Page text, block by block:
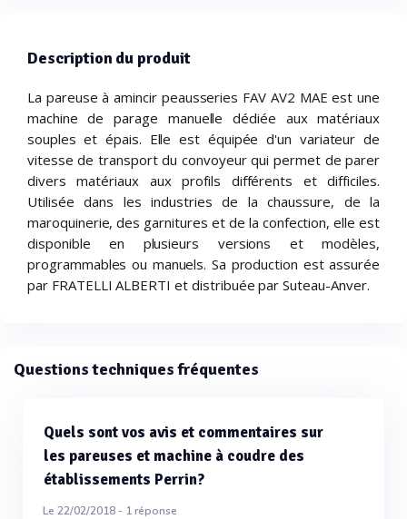
Description du produit
La pareuse à amincir peausseries FAV AV2 MAE est une
machine de parage manuelle dédiée aux matériaux
souples et épais. Elle est équipée d'un variateur de
vitesse de transport du convoyeur qui permet de parer
divers matériaux aux profils différents et difficiles.
Utilisée dans les industries de la chaussure, de la
maroquinerie, des garnitures et de la confection, elle est
disponible en plusieurs versions et modèles,
programmables ou manuels. Sa production est assurée
par FRATELLI ALBERTI et distribuée par Suteau-Anver.
Questions techniques fréquentes
Quels sont vos avis et commentaires sur
les pareuses et machine à coudre des
établissements Perrin?
Le 22/02/2018 - 1réponse